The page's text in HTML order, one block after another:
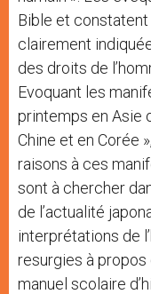
Bible et
clairement
des droits de
Evoquant les
printemps en Asie
Chine et en Corée
raisons à ces
sont à chercher
de l’actualité
interprétations de
resurgies à propos
manuel scolaire